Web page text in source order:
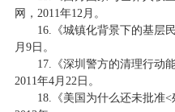
网，2011年12月。
16.《城镇化背景下的基层
月9日。
17.《深圳警方的清理行动
2011年4月22日。
18.《美国为什么还未批准